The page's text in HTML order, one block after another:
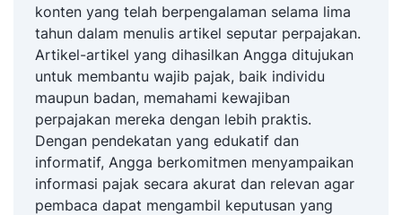
konten yang telah berpengalaman selama lima
tahun dalam menulis artikel seputar perpajakan.
Artikel-artikel yang dihasilkan Angga ditujukan
untuk membantu wajib pajak, baik individu
maupun badan, memahami kewajiban
perpajakan mereka dengan lebih praktis.
Dengan pendekatan yang edukatif dan
informatif, Angga berkomitmen menyampaikan
informasi pajak secara akurat dan relevan agar
pembaca dapat mengambil keputusan yang